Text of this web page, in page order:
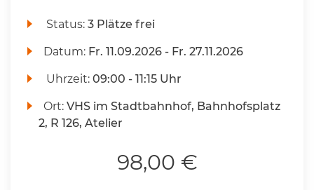
Status:3 Plätze frei
Datum: Fr. 11.09.2026 - Fr. 27.11.2026
Uhrzeit:09:00 - 11:15 Uhr
Ort:VHS im Stadtbahnhof, Bahnhofsplatz
2, R 126, Atelier
98,00 €